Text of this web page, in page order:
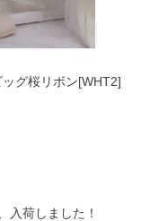
グ桜リボン[WHT2]
入荷しました！